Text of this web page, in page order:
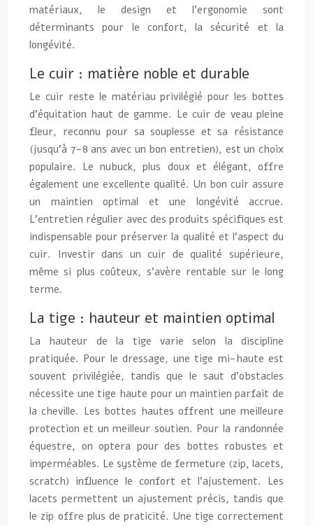
matériaux, le design et l’ergonomie sont
déterminants pour le confort, la sécurité et la
longévité.
Le cuir : matière noble et durable
Le cuir reste le matériau privilégié pour les bottes
d’équitation haut de gamme. Le cuir de veau pleine
fleur, reconnu pour sa souplesse et sa résistance
(jusqu’à 7-8 ans avec un bon entretien), est un choix
populaire. Le nubuck, plus doux et élégant, offre
également une excellente qualité. Un bon cuir assure
un maintien optimal et une longévité accrue.
L’entretien régulier avec des produits spécifiques est
indispensable pour préserver la qualité et l’aspect du
cuir. Investir dans un cuir de qualité supérieure,
même si plus coûteux, s’avère rentable sur le long
terme.
La tige : hauteur et maintien optimal
La hauteur de la tige varie selon la discipline
pratiquée. Pour le dressage, une tige mi-haute est
souvent privilégiée, tandis que le saut d’obstacles
nécessite une tige haute pour un maintien parfait de
la cheville. Les bottes hautes offrent une meilleure
protection et un meilleur soutien. Pour la randonnée
équestre, on optera pour des bottes robustes et
imperméables. Le système de fermeture (zip, lacets,
scratch) influence le confort et l’ajustement. Les
lacets permettent un ajustement précis, tandis que
le zip offre plus de praticité. Une tige correctement